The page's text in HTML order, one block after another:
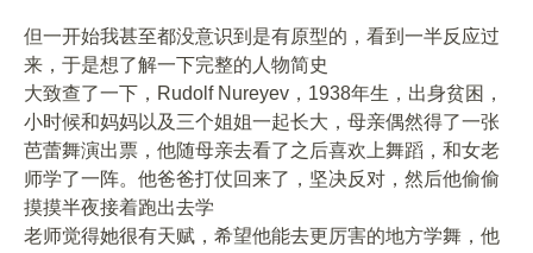
但一开始我甚至都没意识到是有原型的，看到一半反应过
来，于是想了解一下完整的人物简史
大致查了一下，Rudolf Nureyev，1938年生，出身贫困，
小时候和妈妈以及三个姐姐一起长大，母亲偶然得了一张
芭蕾舞演出票，他随母亲去看了之后喜欢上舞蹈，和女老
师学了一阵。他爸爸打仗回来了，坚决反对，然后他偷偷
摸摸半夜接着跑出去学
老师觉得她很有天赋，希望他能去更厉害的地方学舞，他